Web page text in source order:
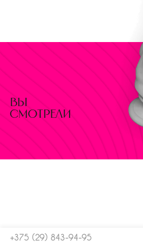
вы
смотрели
+375 (29) 843-94-95